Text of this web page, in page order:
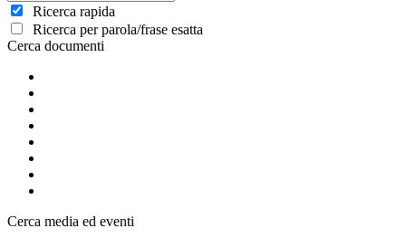
Ricerca rapida
Ricerca per parola/frase esatta
Cerca documenti
Cerca media ed eventi